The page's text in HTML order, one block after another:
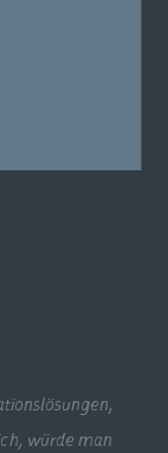
würde man